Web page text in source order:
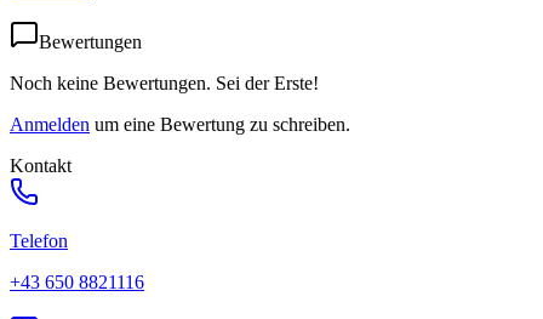
Bewertungen
Noch keine Bewertungen. Sei der Erste!
Anmelden um eine Bewertung zu schreiben.
Kontakt
Telefon
+43 650 8821116